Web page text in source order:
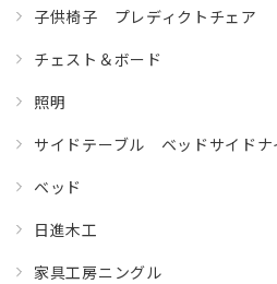
子供椅子 プレディクトチェア
チェスト＆ボード
照明
サイドテーブル ベッドサイドナ
ベッド
日進木工
家具工房ニングル